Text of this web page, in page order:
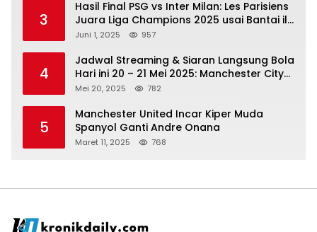
3
Hasil Final PSG vs Inter Milan: Les Parisiens
Juara Liga Champions 2025 usai Bantai il
Nerazzurri
Juni 1, 2025 957
4
Jadwal Streaming & Siaran Langsung Bola
Hari ini 20 – 21 Mei 2025: Manchester City
vs Bournemouth
Mei 20, 2025 782
5
Manchester United Incar Kiper Muda
Spanyol Ganti Andre Onana
Maret 11, 2025 768